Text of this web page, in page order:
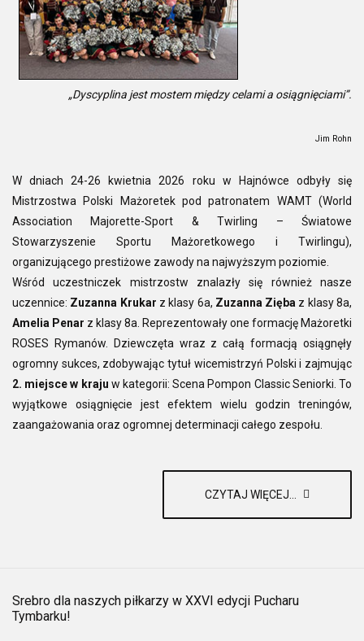
„Dyscyplina jest mostem między celami a osiągnięciami”.
Jim Rohn
W dniach 24-26 kwietnia 2026 roku w Hajnówce odbyły się
Mistrzostwa Polski Mażoretek pod patronatem WAMT (World
Association Majorette-Sport & Twirling – Światowe
Stowarzyszenie Sportu Mażoretkowego i Twirlingu),
organizującego prestiżowe zawody na najwyższym poziomie.
Wśród uczestniczek mistrzostw znalazły się również nasze
uczennice: Zuzanna Krukar z klasy 6a, Zuzanna Zięba z klasy 8a,
Amelia Penar z klasy 8a. Reprezentowały one formację Mażoretki
ROSES Rymanów. Dziewczęta wraz z całą formacją osiągnęły
ogromny sukces, zdobywając tytuł wicemistrzyń Polski i zajmując
2. miejsce w kraju w kategorii: Scena Pompon Classic Seniorki. To
wyjątkowe osiągnięcie jest efektem wielu godzin treningów,
zaangażowania oraz ogromnej determinacji całego zespołu.
CZYTAJ WIĘCEJ...
Srebro dla naszych piłkarzy w XXVI edycji Pucharu
Tymbarku!